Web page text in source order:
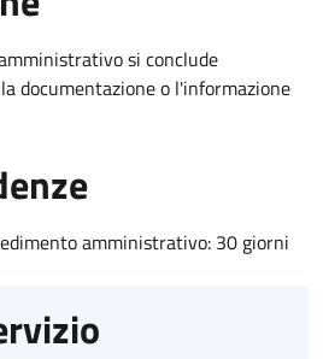
si conclude
documentazione o l'informazione
amministrativo: 30 giorni